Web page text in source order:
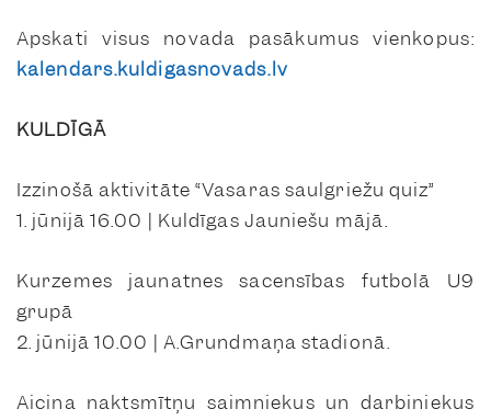
Apskati visus novada pasākumus vienkopus:
kalendars.kuldigasnovads.lv
KULDĪGĀ
Izzinošā aktivitāte “Vasaras saulgriežu quiz”
1. jūnijā 16.00 | Kuldīgas Jauniešu mājā.
Kurzemes jaunatnes sacensības futbolā U9
grupā
2. jūnijā 10.00 | A.Grundmaņa stadionā.
Aicina naktsmītņu saimniekus un darbiniekus